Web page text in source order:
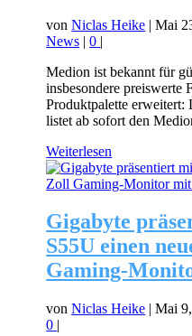
vonNiclas Heike |Mai
News |0 |
Medion ist bekannt für
insbesondere preiswerte
Produktpalette erweitert:
listet ab sofort den
Weiterlesen
Gigabyte
S55U einen
Gaming-
vonNiclas Heike |Mai
0 |